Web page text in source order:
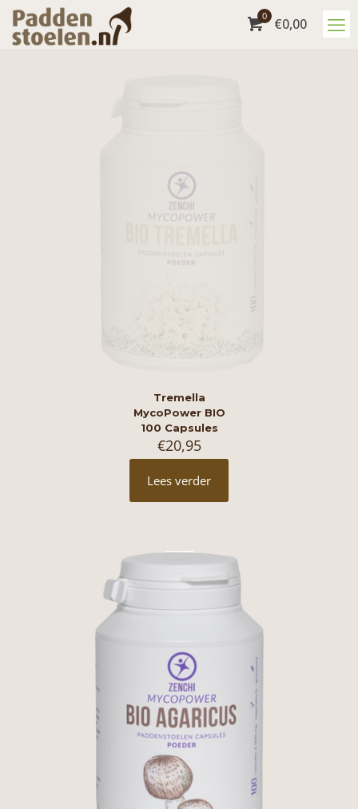
0 €0,00
Tremella
MycoPower BIO
100 Capsules
€20,95
Lees verder